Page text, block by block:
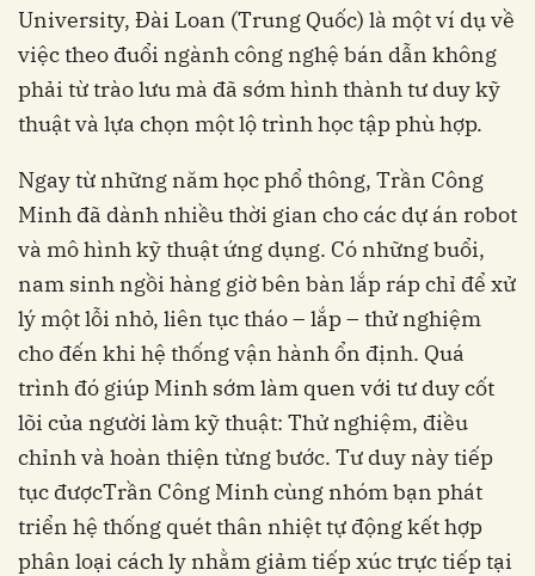
University, Đài Loan (Trung Quốc) là một ví dụ về
việc theo đuổi ngành công nghệ bán dẫn không
phải từ trào lưu mà đã sớm hình thành tư duy kỹ
thuật và lựa chọn một lộ trình học tập phù hợp.
Ngay từ những năm học phổ thông, Trần Công
Minh đã dành nhiều thời gian cho các dự án robot
và mô hình kỹ thuật ứng dụng. Có những buổi,
nam sinh ngồi hàng giờ bên bàn lắp ráp chỉ để xử
lý một lỗi nhỏ, liên tục tháo – lắp – thử nghiệm
cho đến khi hệ thống vận hành ổn định. Quá
trình đó giúp Minh sớm làm quen với tư duy cốt
lõi của người làm kỹ thuật: Thử nghiệm, điều
chỉnh và hoàn thiện từng bước. Tư duy này tiếp
tục đượcTrần Công Minh cùng nhóm bạn phát
triển hệ thống quét thân nhiệt tự động kết hợp
phân loại cách ly nhằm giảm tiếp xúc trực tiếp tại